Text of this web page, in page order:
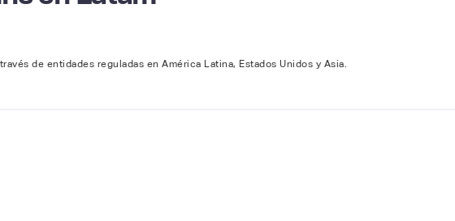
de entidades reguladas en América Latina, Estados Unidos y Asia.‍